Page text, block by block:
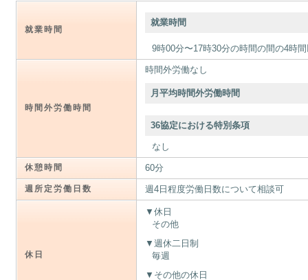
就業時間
就業時間
9時00分〜17時30分の時間の間の4時
時間外労働時間
時間外労働なし
月平均時間外労働時間
36協定における特別条項
なし
休憩時間 60分
週所定労働日数 週4日程度労働日数について相談可
休日
休日
その他
週休二日制
毎週
その他の休日